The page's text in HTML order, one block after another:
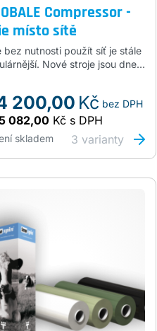
Compressor -
místo sítě
bez nutnosti použít síť je stále
Nové stroje jsou dnes
strojů lze často přestavět.
má UV stabilitu,…
skladem
200,00 Kč bez DPH
082,00 Kč s DPH
3 varianty